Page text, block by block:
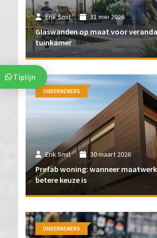
Erik Smit 31 mei 2026
Glaswanden op maat voor
tuinkamer
Erik Smit 30 maart 2026
Prefab woning: wanneer
betere keuze is
ONDERNEMERS
ONDERNEMERS
Tiplijn